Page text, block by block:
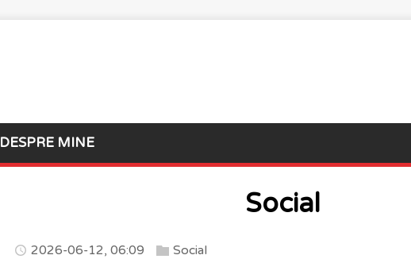
DESPRE MINE
Social
2026-06-12, 06:09 Social